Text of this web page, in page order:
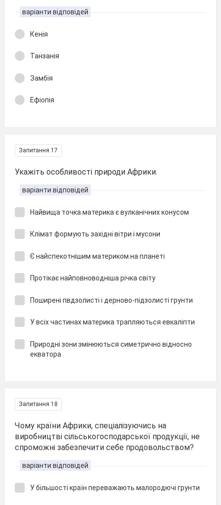
варіанти відповідей
Кенія
Танзанія
Замбія
Ефіопія
Запитання 17
Укажіть особливості природи Африки.
варіанти відповідей
Найвища точка материка є вулканічних конусом
Клімат формують західні вітри і мусони
Є найспекотнішим материком на планеті
Протікає найповноводніша річка світу
Поширені пвдзолисті і дерново-підзолисті грунти
У всіх частинах материка трапляються евкаліпти
Природні зони змінюються симетрично відносно
екватора
Запитання 18
Чому країни Африки, спеціалізуючись на
виробництві сільськогосподарської продукції, не
спроможні забезпечити себе продовольством?
варіанти відповідей
У більшості країн переважають малородючі грунти